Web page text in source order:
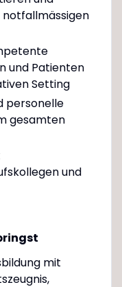
notfallmässigen
und Patienten
Setting
personelle
gesamten
und
mit